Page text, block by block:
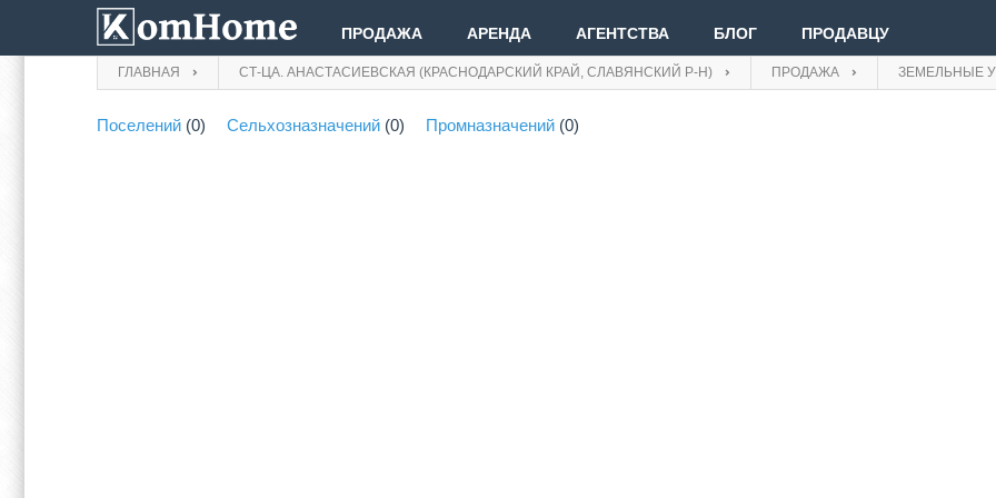
ПРОДАЖА АРЕНДА АГЕНТСТВА БЛОГ ПРОДАВЦУ
ГЛАВНАЯ СТ-ЦА. АНАСТАСИЕВСКАЯ (КРАСНОДАРСКИЙ КРАЙ, СЛАВЯНСКИЙ Р-Н) ПРОДАЖА ЗЕМЕЛЬНЫЕ
Поселений (0) Сельхозназначений (0) Промназначений (0)